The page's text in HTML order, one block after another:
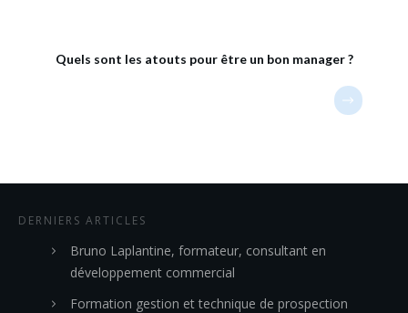
Quels sont les atouts pour être un bon manager ?
DERNIERS ARTICLES
Bruno Laplantine, formateur, consultant en
développement commercial
Formation gestion et technique de prospection